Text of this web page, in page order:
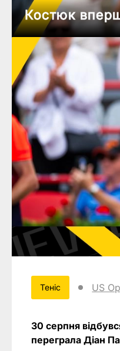
Костюк
Теніс US
30 серпня
переграла Діан